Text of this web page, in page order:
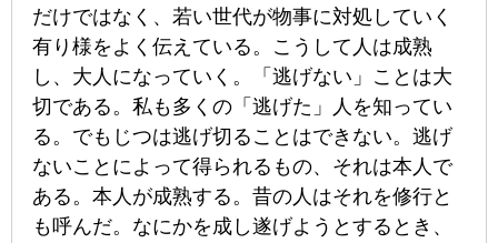
だけではなく、若い世代が物事に対処していく
有り様をよく伝えている。こうして人は成熟
し、大人になっていく。「逃げない」ことは大
切である。私も多くの「逃げた」人を知ってい
る。でもじつは逃げ切ることはできない。逃げ
ないことによって得られるもの、それは本人で
ある。本人が成熟する。昔の人はそれを修行と
も呼んだ。なにかを成し遂げようとするとき、